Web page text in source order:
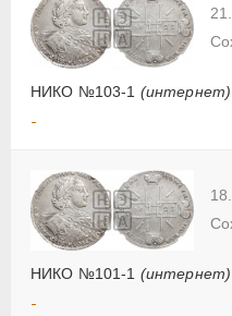
НИКО №103-1 (интернет)
-
НИКО №101-1 (интернет)
-